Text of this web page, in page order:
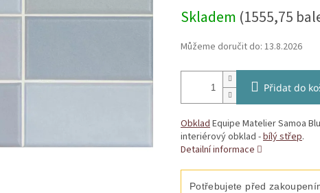
Skladem (1555,75
Můžeme doručit do: 13.8.2026
Přidat do
ObkladEquipe Matelier Samoa
interiérový obklad -bílý střep.
Detailní informace
Potřebujete před